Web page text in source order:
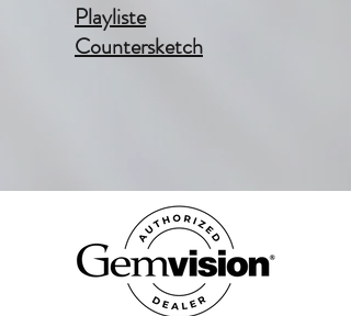
Playliste
Countersketch